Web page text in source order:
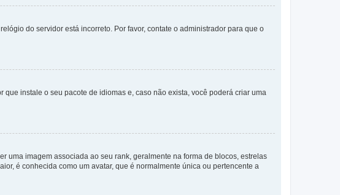
do servidor está incorreto. Por favor, contate o administrador para que o
instale o seu pacote de idiomas e, caso não exista, você poderá criar uma
uma imagem associada ao seu rank, geralmente na forma de blocos, estrelas
é conhecida como um avatar, que é normalmente única ou pertencente a